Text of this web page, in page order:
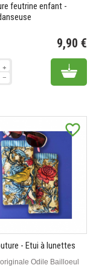
feutrine enfant -
9,90 €
Add
favorite_border
- Etui à lunettes
Odile Bailloeul